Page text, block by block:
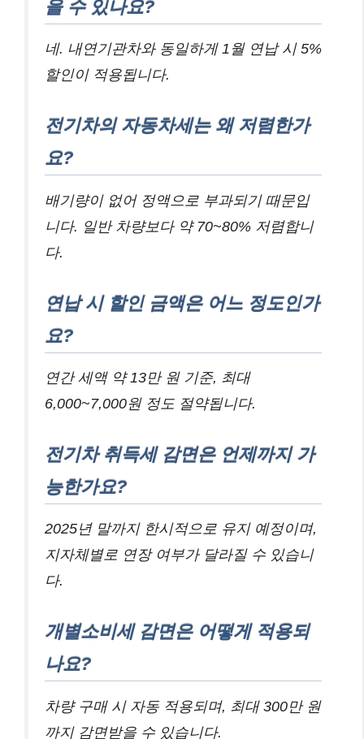
을 수 있나요?
네. 내연기관차와 동일하게 1월 연납 시 5%
할인이 적용됩니다.
전기차의 자동차세는 왜 저렴한가
요?
배기량이 없어 정액으로 부과되기 때문입
니다. 일반 차량보다 약 70~80% 저렴합니
다.
연납 시 할인 금액은 어느 정도인가
요?
연간 세액 약 13만 원 기준, 최대
6,000~7,000원 정도 절약됩니다.
전기차 취득세 감면은 언제까지 가
능한가요?
2025년 말까지 한시적으로 유지 예정이며,
지자체별로 연장 여부가 달라질 수 있습니
다.
개별소비세 감면은 어떻게 적용되
나요?
차량 구매 시 자동 적용되며, 최대 300만 원
까지 감면받을 수 있습니다.